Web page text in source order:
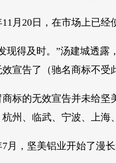
11月20日，在市场上已经
现得及时。”汤建城透
宣告了（驰名商标不受
标的无效宣告并未给坚
州、临武、宁波、上海
7月，坚美铝业开始了漫